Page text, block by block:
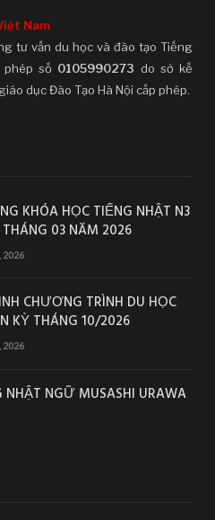
Nam
tư vấn du học và đào tạo Tiếng
phép số 0105990273 do sở kế
dục Đào Tạo Hà Nội cấp phép.
KHÓA HỌC TIẾNG NHẬT N3
03 NĂM 2026
2026
CHƯƠNG TRÌNH DU HỌC
KỲ THÁNG 10/2026
2026
NGỮ MUSASHI URAWA